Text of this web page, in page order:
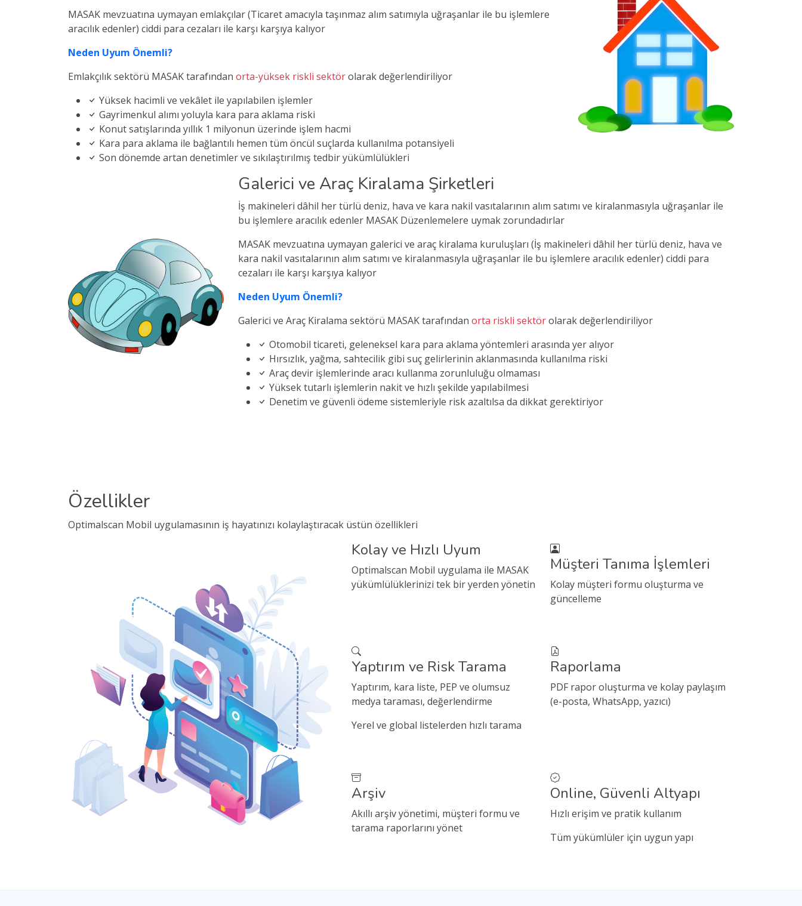
MASAK mevzuatına uymayan emlakçılar (Ticaret amacıyla taşınmaz alım satımıyla uğraşanlar ile bu işlemlere
aracılık edenler) ciddi para cezaları ile karşı karşıya kalıyor
Neden Uyum Önemli?
Emlakçılık sektörü MASAK tarafından orta-yüksek riskli sektörolarak değerlendiriliyor
Yüksek hacimli ve vekâlet ile yapılabilen işlemler
Gayrimenkul alımı yoluyla kara para aklama riski
Konut satışlarında yıllık 1 milyonun üzerinde işlem hacmi
Kara para aklama ile bağlantılı hemen tüm öncül suçlarda kullanılma potansiyeli
Son dönemde artan denetimler ve sıkılaştırılmış tedbir yükümlülükleri
Galerici ve Araç Kiralama Şirketleri
İş makineleri dâhil her türlü deniz, hava ve kara nakil vasıtalarının alım satımı ve kiralanmasıyla uğraşanlar ile
bu işlemlere aracılık edenler MASAK Düzenlemelere uymak zorundadırlar
MASAK mevzuatına uymayan galerici ve araç kiralama kuruluşları (İş makineleri dâhil her türlü deniz, hava ve
kara nakil vasıtalarının alım satımı ve kiralanmasıyla uğraşanlar ile bu işlemlere aracılık edenler) ciddi para
cezaları ile karşı karşıya kalıyor
Neden Uyum Önemli?
Galerici ve Araç Kiralama sektörü MASAK tarafından orta riskli sektörolarak değerlendiriliyor
Otomobil ticareti, geleneksel kara para aklama yöntemleri arasında yer alıyor
Hırsızlık, yağma, sahtecilik gibi suç gelirlerinin aklanmasında kullanılma riski
Araç devir işlemlerinde aracı kullanma zorunluluğu olmaması
Yüksek tutarlı işlemlerin nakit ve hızlı şekilde yapılabilmesi
Denetim ve güvenli ödeme sistemleriyle risk azaltılsa da dikkat gerektiriyor
Özellikler
Optimalscan Mobil uygulamasının iş hayatınızı kolaylaştıracak üstün özellikleri
Kolay ve Hızlı Uyum
Optimalscan Mobil uygulama ile MASAK
yükümlülüklerinizi tek bir yerden yönetin
Müşteri Tanıma İşlemleri
Kolay müşteri formu oluşturma ve
güncelleme
Yaptırım ve Risk Tarama
Yaptırım, kara liste, PEP ve olumsuz
medya taraması, değerlendirme
Yerel ve global listelerden hızlı tarama
Raporlama
PDF rapor oluşturma ve kolay paylaşım
(e-posta, WhatsApp, yazıcı)
Arşiv
Akıllı arşiv yönetimi, müşteri formu ve
tarama raporlarını yönet
Online, Güvenli Altyapı
Hızlı erişim ve pratik kullanım
Tüm yükümlüler için uygun yapı